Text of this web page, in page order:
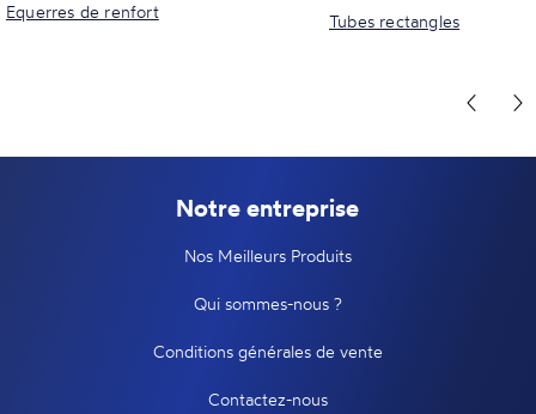
Equerres de renfort
Tubes rectangles
Notre entreprise
Nos Meilleurs Produits
Qui sommes-nous ?
Conditions générales de vente
Contactez-nous